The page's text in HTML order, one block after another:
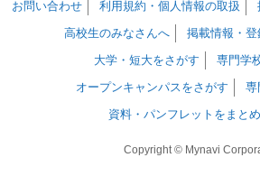
お問い合わせ 利用規約・個人情報の取扱
高校生のみなさんへ
掲載情報・
大学・短大をさがす
専門学
オープンキャンパスをさがす
専
資料・パンフレットをまと
Copyright © Mynavi